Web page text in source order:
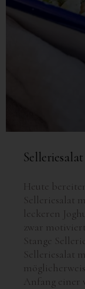
Heute
Selleriesalat
leckeren
zwar
Stange
Selleriesalat
Anfang einer